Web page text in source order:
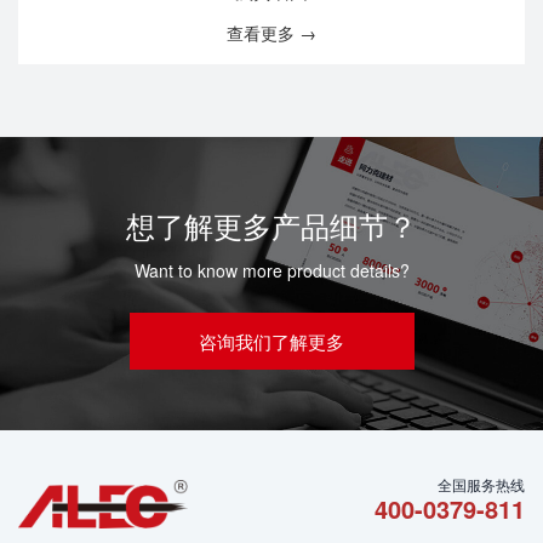
查看更多 →
想了解更多产品细节？
Want to know more product details?
咨询我们了解更多
全国服务热线
400-0379-811